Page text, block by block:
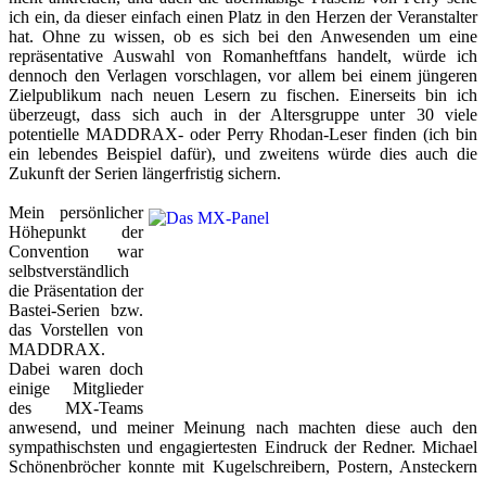
ich ein, da dieser einfach einen Platz in den Herzen der Veranstalter
hat. Ohne zu wissen, ob es sich bei den Anwesenden um eine
repräsentative Auswahl von Romanheftfans handelt, würde ich
dennoch den Verlagen vorschlagen, vor allem bei einem jüngeren
Zielpublikum nach neuen Lesern zu fischen. Einerseits bin ich
überzeugt, dass sich auch in der Altersgruppe unter 30 viele
potentielle MADDRAX- oder Perry Rhodan-Leser finden (ich bin
ein lebendes Beispiel dafür), und zweitens würde dies auch die
Zukunft der Serien längerfristig sichern.
Mein persönlicher
Höhepunkt der
Convention war
selbstverständlich
die Präsentation der
Bastei-Serien bzw.
das Vorstellen von
MADDRAX.
Dabei waren doch
einige Mitglieder
des MX-Teams
anwesend, und meiner Meinung nach machten diese auch den
sympathischsten und engagiertesten Eindruck der Redner. Michael
Schönenbröcher konnte mit Kugelschreibern, Postern, Ansteckern